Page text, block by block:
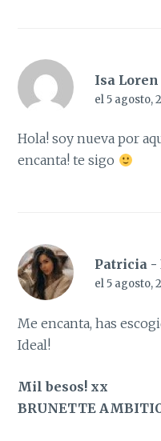
Isa Loren
el 5 agosto,
Hola! soy nueva por
encanta! te sigo
Patricia -
el 5 agosto,
Me encanta, has
Ideal!
Mil besos! xx
BRUNETTE